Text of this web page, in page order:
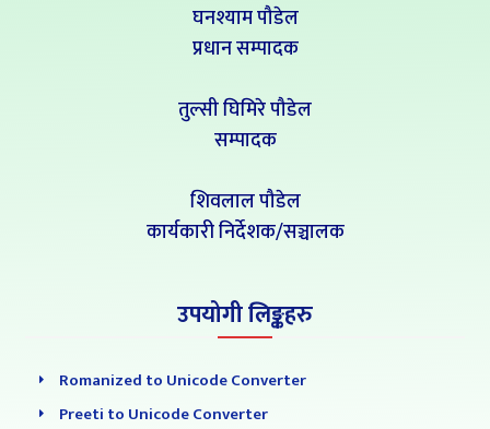
घनश्याम पौडेल
प्रधान सम्पादक
तुल्सी घिमिरे पौडेल
सम्पादक
शिवलाल पौडेल
कार्यकारी निर्देशक/सञ्चालक
उपयोगी लिङ्कहरु
Romanized to Unicode Converter
Preeti to Unicode Converter